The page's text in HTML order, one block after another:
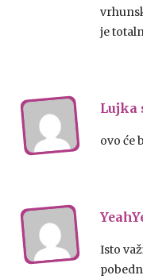
je
Lujka
ovo će
Isto